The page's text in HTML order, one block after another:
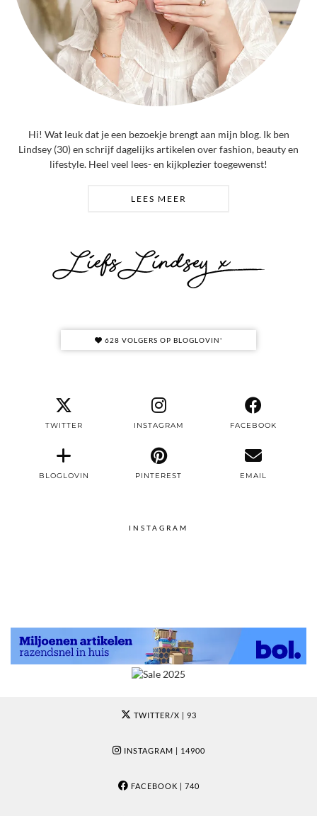
Hi! Wat leuk dat je een bezoekje brengt aan mijn blog. Ik ben
Lindsey (30) en schrijf dagelijks artikelen over fashion, beauty en
lifestyle. Heel veel lees- en kijkplezier toegewenst!
LEES MEER
628 VOLGERS OP BLOGLOVIN'
TWITTER INSTAGRAM FACEBOOK
BLOGLOVIN PINTEREST EMAIL
INSTAGRAM
TWITTER/X | 93
INSTAGRAM | 14900
FACEBOOK | 740